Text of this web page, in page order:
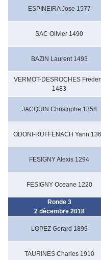
ESPINEIRA Jose 1577
SAC Olivier 1490
BAZIN Laurent 1493
VERMOT-DESROCHES
1483
JACQUIN Christophe 1358
ODONI-RUFFENACH Yann
FESIGNY Alexis 1294
FESIGNY Oceane 1220
Ronde 3
2 décembre 2018
LOPEZ Gerard 1899
TAURINES Charles 1910